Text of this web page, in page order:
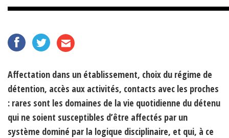
Affectation dans un établissement, choix du régime de
détention, accès aux activités, contacts avec les proches
: rares sont les domaines de la vie quotidienne du détenu
qui ne soient susceptibles d’être affectés par un
système dominé par la logique disciplinaire, et qui, à ce